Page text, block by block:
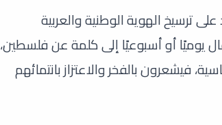
ترسيخ الهوية الوطنية والعربية
يوميًا أو أسبوعيًا إلى كلمة عن فلسطين،
فيشعرون بالفخر والاعتزاز بانتمائهم